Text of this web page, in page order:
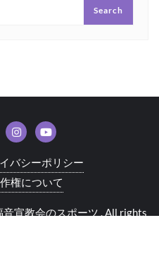
バシーポリシー
権について
宣教会のスポーツ . All rights